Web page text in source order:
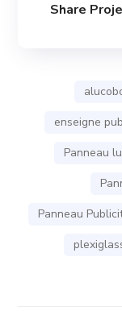
Share
enseigne
Panneau
Panneau